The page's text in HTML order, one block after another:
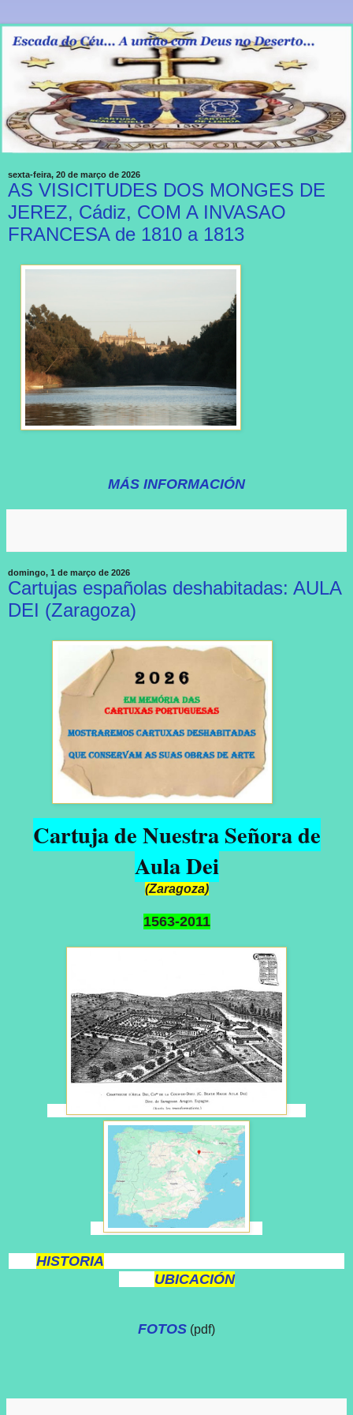
sexta-feira, 20 de março de 2026
AS VISICITUDES DOS MONGES DE
JEREZ, Cádiz, COM A INVASAO
FRANCESA de 1810 a 1813
MÁS INFORMACIÓN
domingo, 1 de março de 2026
Cartujas españolas deshabitadas: AULA
DEI (Zaragoza)
Cartuja de Nuestra Señora de
Aula Dei
(Zaragoza)
1563-2011
HISTORIA
UBICACIÓN
FOTOS (pdf)